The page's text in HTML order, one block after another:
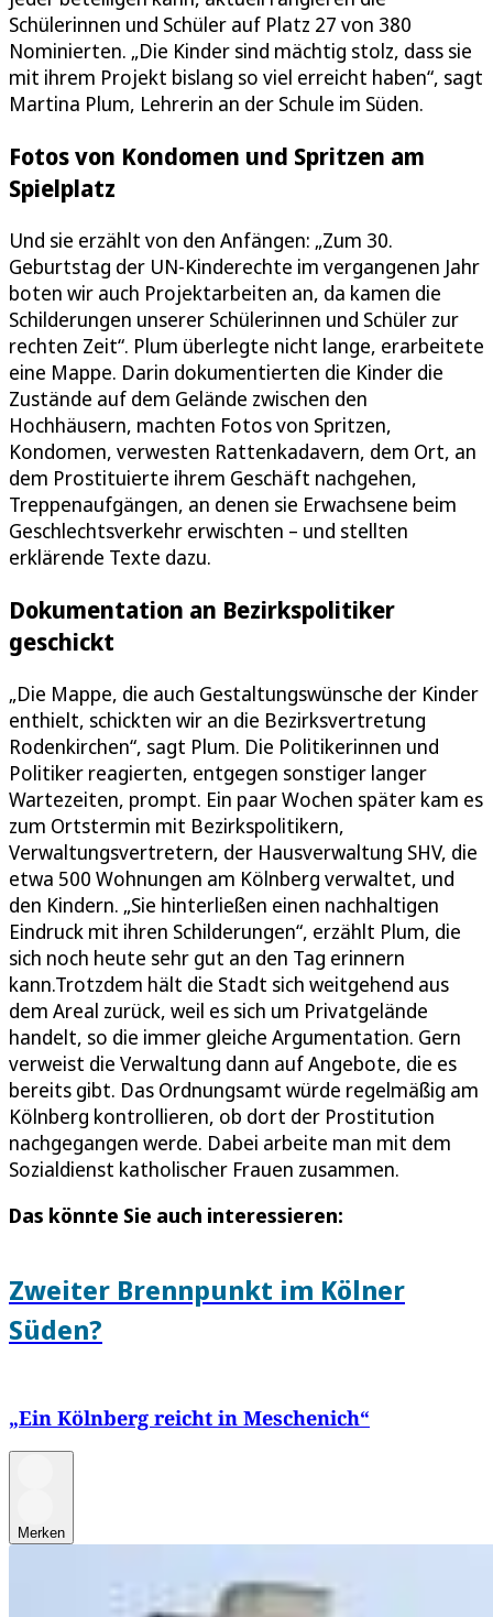
Schülerinnen und Schüler auf Platz 27 von 380
Nominierten. „Die Kinder sind mächtig stolz, dass sie
mit ihrem Projekt bislang so viel erreicht haben“, sagt
Martina Plum, Lehrerin an der Schule im Süden.
Fotos von Kondomen und Spritzen am
Spielplatz
Und sie erzählt von den Anfängen: „Zum 30.
Geburtstag der UN-Kinderechte im vergangenen Jahr
boten wir auch Projektarbeiten an, da kamen die
Schilderungen unserer Schülerinnen und Schüler zur
rechten Zeit“. Plum überlegte nicht lange, erarbeitete
eine Mappe. Darin dokumentierten die Kinder die
Zustände auf dem Gelände zwischen den
Hochhäusern, machten Fotos von Spritzen,
Kondomen, verwesten Rattenkadavern, dem Ort, an
dem Prostituierte ihrem Geschäft nachgehen,
Treppenaufgängen, an denen sie Erwachsene beim
Geschlechtsverkehr erwischten – und stellten
erklärende Texte dazu.
Dokumentation an Bezirkspolitiker
geschickt
„Die Mappe, die auch Gestaltungswünsche der Kinder
enthielt, schickten wir an die Bezirksvertretung
Rodenkirchen“, sagt Plum. Die Politikerinnen und
Politiker reagierten, entgegen sonstiger langer
Wartezeiten, prompt. Ein paar Wochen später kam es
zum Ortstermin mit Bezirkspolitikern,
Verwaltungsvertretern, der Hausverwaltung SHV, die
etwa 500 Wohnungen am Kölnberg verwaltet, und
den Kindern. „Sie hinterließen einen nachhaltigen
Eindruck mit ihren Schilderungen“, erzählt Plum, die
sich noch heute sehr gut an den Tag erinnern
kann.Trotzdem hält die Stadt sich weitgehend aus
dem Areal zurück, weil es sich um Privatgelände
handelt, so die immer gleiche Argumentation. Gern
verweist die Verwaltung dann auf Angebote, die es
bereits gibt. Das Ordnungsamt würde regelmäßig am
Kölnberg kontrollieren, ob dort der Prostitution
nachgegangen werde. Dabei arbeite man mit dem
Sozialdienst katholischer Frauen zusammen.
Das könnte Sie auch interessieren:
Zweiter Brennpunkt im Kölner
Süden?
„Ein Kölnberg reicht in Meschenich“
Merken